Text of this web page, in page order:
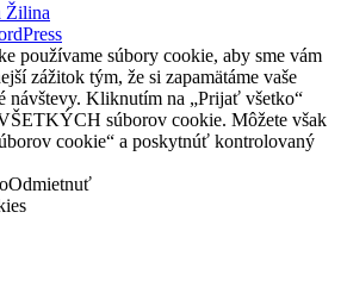
Žilina
používame súbory cookie, aby sme vám
zážitok tým, že si zapamätáme vaše
návštevy. Kliknutím na „Prijať všetko“
súborov cookie. Môžete však
cookie“ a poskytnúť kontrolovaný
Odmietnuť